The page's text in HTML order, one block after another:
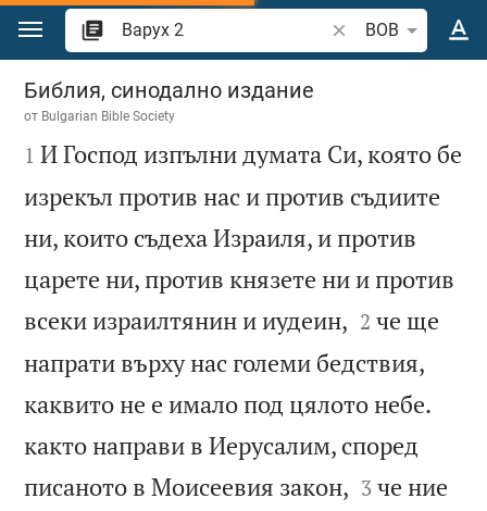
Преминете към съдържанието
Търсете стих или
BOB
Варух 2
Библия, синодално издание
от Bulgarian Bible Society

1 И Господ изпълни думата Си, която бе
изрекъл против нас и против съдиите
ни, които съдеха Израиля, и против
царете ни, против князете ни и против
всеки израилтянин и иудеин, 

2 че ще
напрати върху нас големи бедствия,
каквито не е имало под цялото небе.
както направи в Иерусалим, според
писаното в Моисеевия закон, 

3 че ние